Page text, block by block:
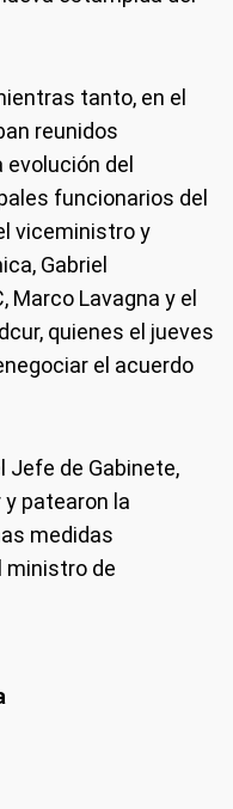
tanto, en el
reunidos
del
funcionarios del
viceministro y
Gabriel
Marco Lavagna y el
quienes el jueves
el acuerdo
Jefe de Gabinete,
patearon la
medidas
ministro de